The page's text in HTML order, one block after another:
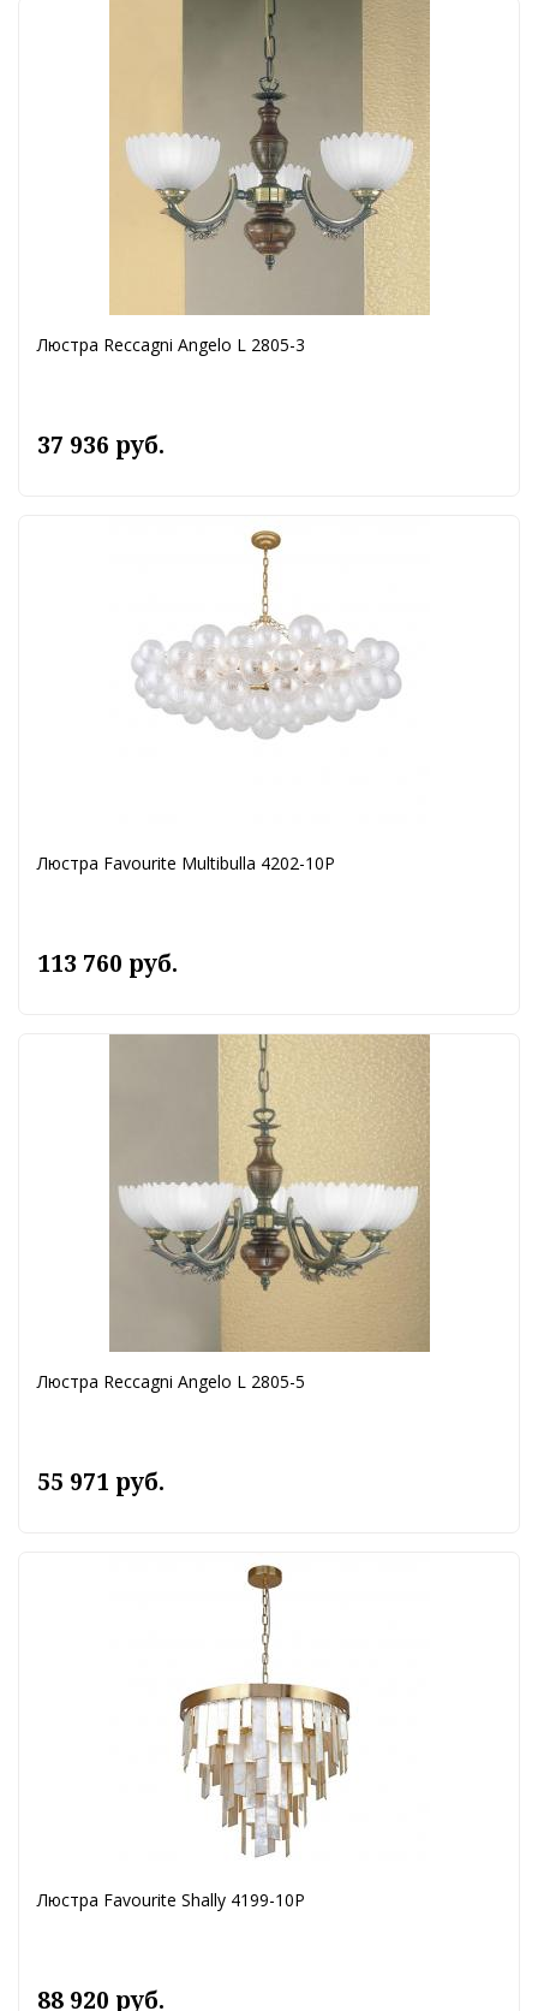
Люстра Reccagni Angelo L 2805-3
37 936 руб.
Люстра Favourite Multibulla 4202-10P
113 760 руб.
Люстра Reccagni Angelo L 2805-5
55 971 руб.
Люстра Favourite Shally 4199-10P
88 920 руб.